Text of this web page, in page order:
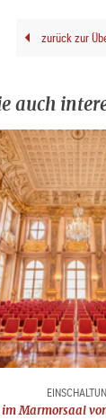
zurück zur
auch
Marmorsaal